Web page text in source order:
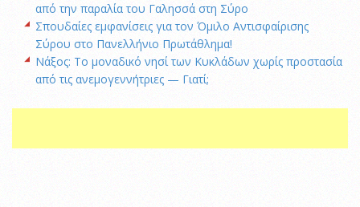
από την παραλία του Γαλησσά στη Σύρο
Σπουδαίες εμφανίσεις για τον Όμιλο Αντισφαίρισης
Σύρου στο Πανελλήνιο Πρωτάθλημα!
Νάξος: Το μοναδικό νησί των Κυκλάδων χωρίς προστασία
από τις ανεμογεννήτριες — Γιατί;